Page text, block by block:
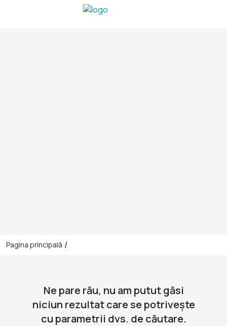
Pagina principală /
Ne pare rău, nu am putut găsi
niciun rezultat care se potrivește
cu parametrii dvs. de căutare.